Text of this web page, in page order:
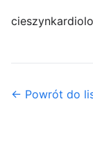
cieszyn
← Powrót do